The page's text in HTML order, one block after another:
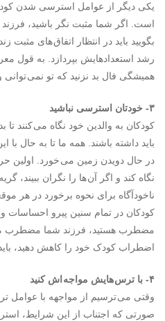
یکی دیگر از عوامل استرسی شدن
است. اگر شما مثبت نگر باشید،
بگویید باید در انتظار اتفاق های مثبت
رشد استعدادهایش بپردازد. به قول
همیشگی فال بد نزنید که تو نمی
۳- خودتان استرسی نباشید
کودکان به والدین خود نگاه می کنند
باید داشته باشند. همه ما تا به حال
در حال دویدن زمین می خورد. اولین
نگاه کند و اگر آن ها را نگران ببیند،
ناخودآگاه برای نحوه برخورد در هر
کودکان در تمام سنین پیرو احساسات
مضطرب هستید، فرزند شما مضطرب
اضطراب کودک خود را کاهش دهید،
۴- با ترس هایش مواجه اش کنید
وقتی می ترسیم از مواجهه با عوامل
صورتی که اجتناب از این شرایط،